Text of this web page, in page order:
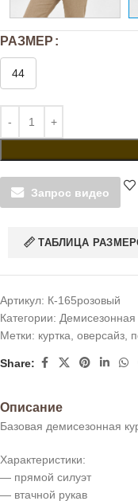
РАЗМЕР
44
Запрос видео
ТАБЛИЦА
Артикул: К-165розовый
Категории:
Метки: куртка, оверсайз,
Share:
Описание
Базовая демисезонная
Характеристики:
— прямой силуэт
— втачной рукав